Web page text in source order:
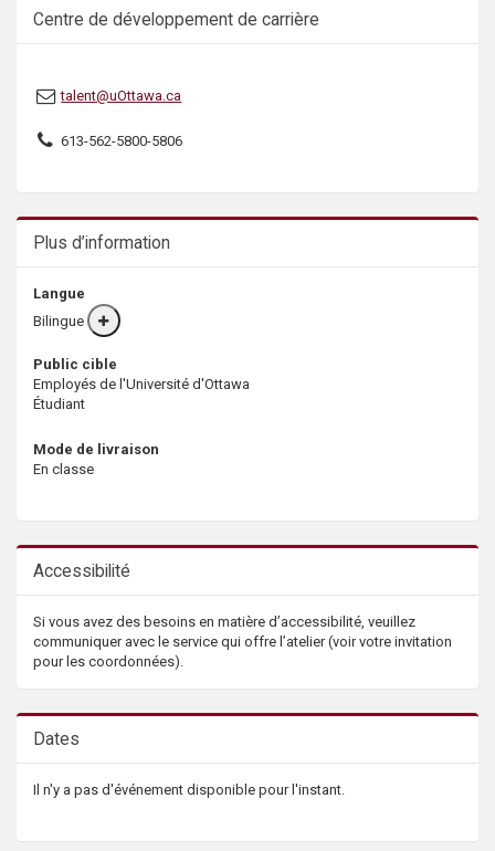
Centre de développement de carrière
talent@uOttawa.ca
613-562-5800-5806
Plus d’information
Langue
Bilingue
More
info
Public cible
Employés de l'Université d'Ottawa
Étudiant
Mode de livraison
En classe
Accessibilité
Si vous avez des besoins en matière d’accessibilité, veuillez
communiquer avec le service qui offre l’atelier (voir votre invitation
pour les coordonnées).
Dates
Il n'y a pas d'événement disponible pour l'instant.